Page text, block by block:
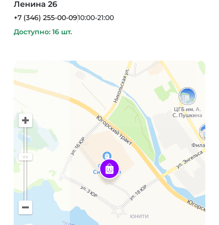
Ленина 26
+7 (346) 255-00-0910:00-21:00
Доступно: 16 шт.